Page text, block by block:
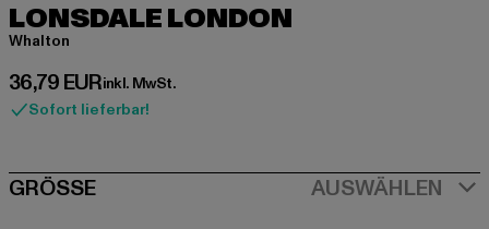
LONSDALE LONDON
Whalton
36,79 EUR
Derzeitiger Preis: 36,79 EUR
inkl. MwSt.
Sofort lieferbar!
SIZE
GRÖSSE AUSWÄHLEN